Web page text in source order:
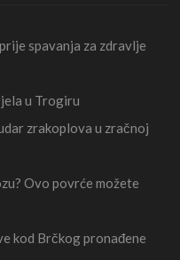
spavanja za zdravlje
u Trogiru
zrakoplova u zračnoj
Ovo povrće možete
kod Brčkog pronađene